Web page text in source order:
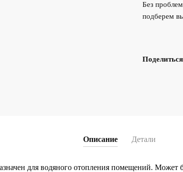
Без
подберем
Поделиться
Описание Детали
для водяного отопления помещений. Может